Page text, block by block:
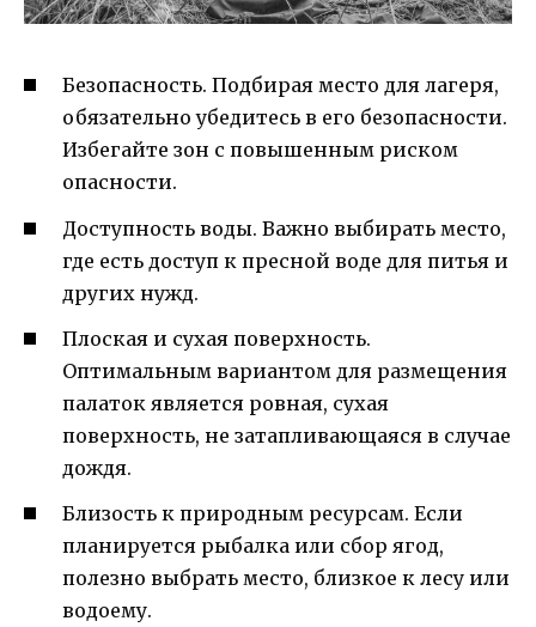
Безопасность. Подбирая место для лагеря,
обязательно убедитесь в его безопасности.
Избегайте зон с повышенным риском
опасности.
Доступность воды. Важно выбирать место,
где есть доступ к пресной воде для питья и
других нужд.
Плоская и сухая поверхность.
Оптимальным вариантом для размещения
палаток является ровная, сухая
поверхность, не затапливающаяся в случае
дождя.
Близость к природным ресурсам. Если
планируется рыбалка или сбор ягод,
полезно выбрать место, близкое к лесу или
водоему.